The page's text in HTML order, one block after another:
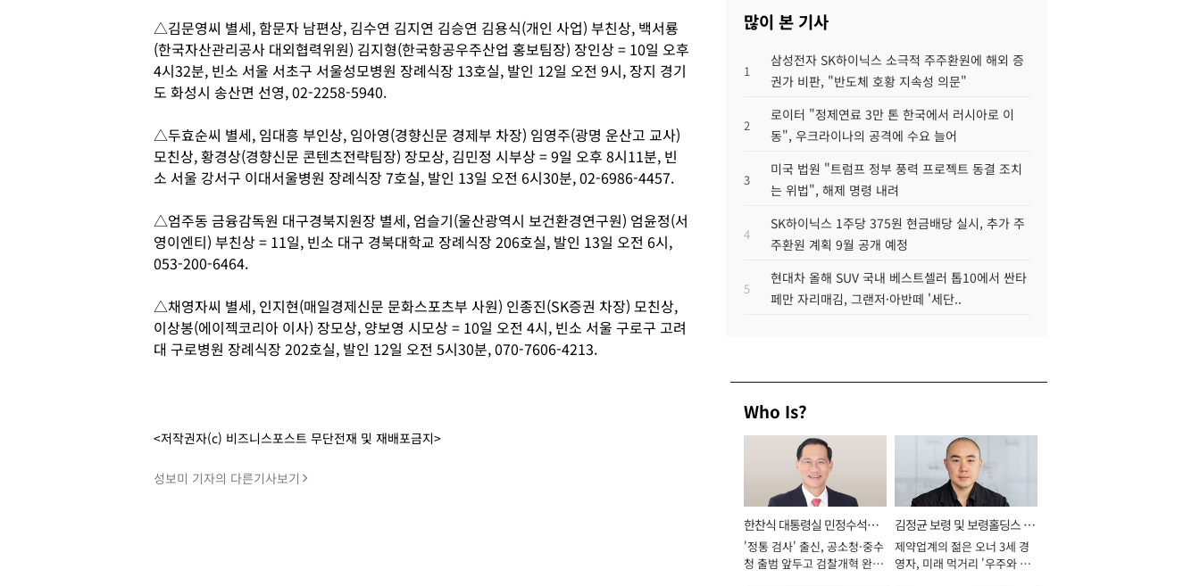
△김문영씨 별세, 함문자 남편상, 김수연 김지연 김승연 김용식(개인 사업) 부친상, 백서룡
(한국자산관리공사 대외협력위원) 김지형(한국항공우주산업 홍보팀장) 장인상 = 10일 오후
4시32분, 빈소 서울 서초구 서울성모병원 장례식장 13호실, 발인 12일 오전 9시, 장지 경기
도 화성시 송산면 선영, 02-2258-5940.
△두효순씨 별세, 임대흥 부인상, 임아영(경향신문 경제부 차장) 임영주(광명 운산고 교사)
모친상, 황경상(경향신문 콘텐츠전략팀장) 장모상, 김민정 시부상 = 9일 오후 8시11분, 빈
소 서울 강서구 이대서울병원 장례식장 7호실, 발인 13일 오전 6시30분, 02-6986-4457.
△엄주동 금융감독원 대구경북지원장 별세, 엄슬기(울산광역시 보건환경연구원) 엄윤정(서
영이엔티) 부친상 = 11일, 빈소 대구 경북대학교 장례식장 206호실, 발인 13일 오전 6시,
053-200-6464.
△채영자씨 별세, 인지현(매일경제신문 문화스포츠부 사원) 인종진(SK증권 차장) 모친상,
이상봉(에이젝코리아 이사) 장모상, 양보영 시모상 = 10일 오전 4시, 빈소 서울 구로구 고려
대 구로병원 장례식장 202호실, 발인 12일 오전 5시30분, 070-7606-4213.
<저작권자(c) 비즈니스포스트 무단전재 및 재배포금지>
성보미 기자의 다른기사보기
많이 본 기사
1
삼성전자 SK하이닉스 소극적 주주환원에 해외 증
권가 비판, "반도체 호황 지속성 의문"
2
로이터 "정제연료 3만 톤 한국에서 러시아로 이
동", 우크라이나의 공격에 수요 늘어
3
미국 법원 "트럼프 정부 풍력 프로젝트 동결 조치
는 위법", 해제 명령 내려
4
SK하이닉스 1주당 375원 현금배당 실시, 추가 주
주환원 계획 9월 공개 예정
5
현대차 올해 SUV 국내 베스트셀러 톱10에서 싼타
페만 자리매김, 그랜저·아반떼 '세단..
Who Is?
한찬식 대통령실 민정수석비
서관
'정통 검사' 출신, 공소청·중수
청 출범 앞두고 검찰개혁 완수
김정균 보령 및 보령홀딩스 대
표이사 사장
제약업계의 젊은 오너 3세 경
영자, 미래 먹거리 '우주와 헬